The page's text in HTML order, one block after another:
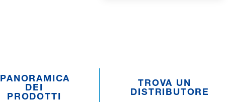
PANORAMICA
DEI
PRODOTTI
TROVA UN
DISTRIBUTORE